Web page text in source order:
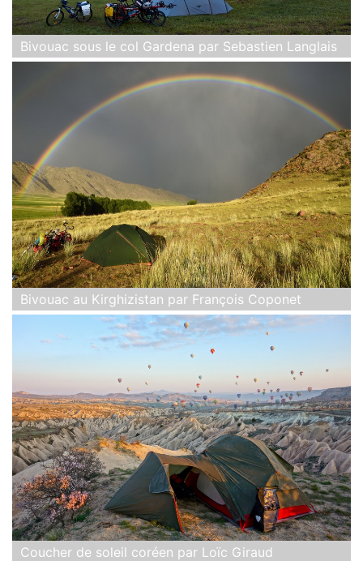
Bivouac sous le col Gardena par Sebastien Langlais
Bivouac au Kirghizistan par François Coponet
Coucher de soleil coréen par Loïc Giraud